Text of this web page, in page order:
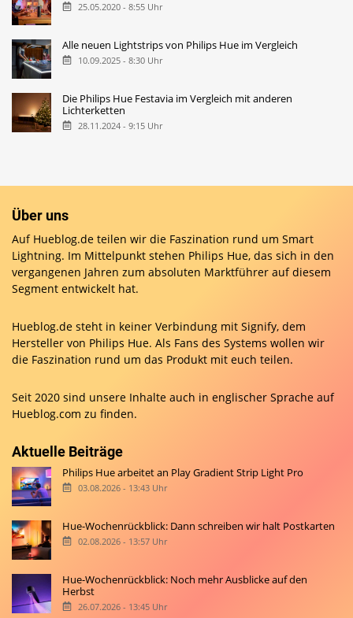
25.05.2020 - 8:55 Uhr
Alle neuen Lightstrips von Philips Hue im Vergleich
10.09.2025 - 8:30 Uhr
Die Philips Hue Festavia im Vergleich mit anderen
Lichterketten
28.11.2024 - 9:15 Uhr
Über uns
Auf Hueblog.de teilen wir die Faszination rund um Smart
Lightning. Im Mittelpunkt stehen Philips Hue, das sich in den
vergangenen Jahren zum absoluten Marktführer auf diesem
Segment entwickelt hat.
Hueblog.de steht in keiner Verbindung mit Signify, dem
Hersteller von Philips Hue. Als Fans des Systems wollen wir
die Faszination rund um das Produkt mit euch teilen.
Seit 2020 sind unsere Inhalte auch in englischer Sprache auf
Hueblog.com zu finden.
Aktuelle Beiträge
Philips Hue arbeitet an Play Gradient Strip Light Pro
03.08.2026 - 13:43 Uhr
Hue-Wochenrückblick: Dann schreiben wir halt Postkarten
02.08.2026 - 13:57 Uhr
Hue-Wochenrückblick: Noch mehr Ausblicke auf den
Herbst
26.07.2026 - 13:45 Uhr